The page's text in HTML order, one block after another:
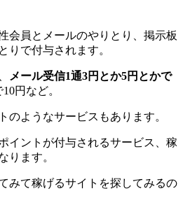
会員とメールのやりとり、掲示板
りで付与されます。
メール受信1通3円とか5円とかで
円など。
のようなサービスもあります。
イントが付与されるサービス、稼
ります。
みて稼げるサイトを探してみるの